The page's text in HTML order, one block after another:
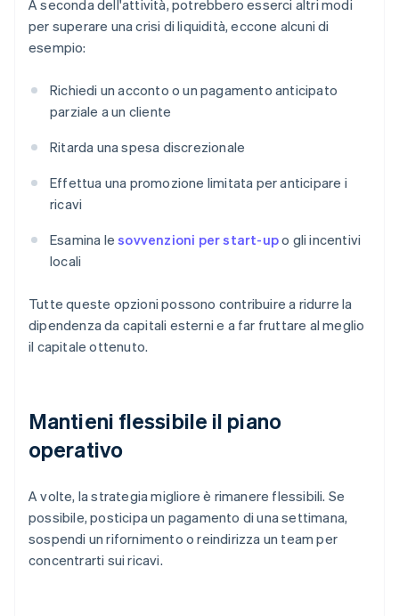
A seconda dell'attività, potrebbero esserci altri modi
per superare una crisi di liquidità, eccone alcuni di
esempio:
Richiedi un acconto o un pagamento anticipato
parziale a un cliente
Ritarda una spesa discrezionale
Effettua una promozione limitata per anticipare i
ricavi
Esamina lesovvenzioni per start-upo gli incentivi
locali
Tutte queste opzioni possono contribuire a ridurre la
dipendenza da capitali esterni e a far fruttare al meglio
il capitale ottenuto.
Mantieni flessibile il piano
operativo
A volte, la strategia migliore è rimanere flessibili. Se
possibile, posticipa un pagamento di una settimana,
sospendi un rifornimento o reindirizza un team per
concentrarti sui ricavi.